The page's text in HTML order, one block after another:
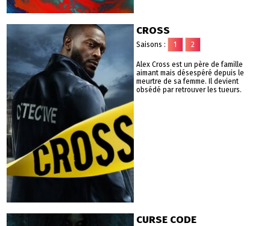
CROSS
Saisons : 1 2
Alex Cross est un père de famille
aimant mais désespéré depuis le
meurtre de sa femme. Il devient
obsédé par retrouver les tueurs.
CURSE CODE